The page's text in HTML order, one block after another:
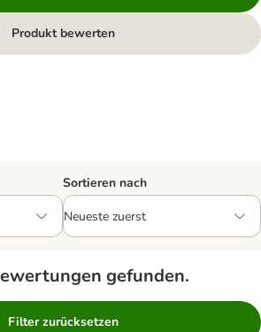
Produkt bewerten
Sortieren nach
gefunden.
Filter zurücksetzen